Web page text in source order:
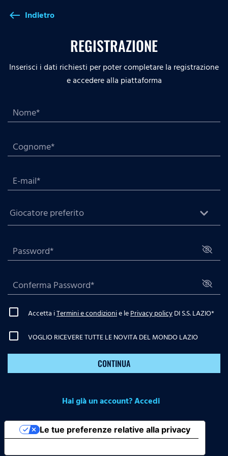
west Indietro
REGISTRAZIONE
Inserisci i dati richiesti per poter completare la registrazione
e accedere alla piattaforma
Accetta iTermini e condizionie lePrivacy policyDI S.S. LAZIO*
VOGLIO RICEVERE TUTTE LE NOVITA DEL MONDO LAZIO
CONTINUA
Hai già un account? Accedi
Le tue preferenze relative alla privacy